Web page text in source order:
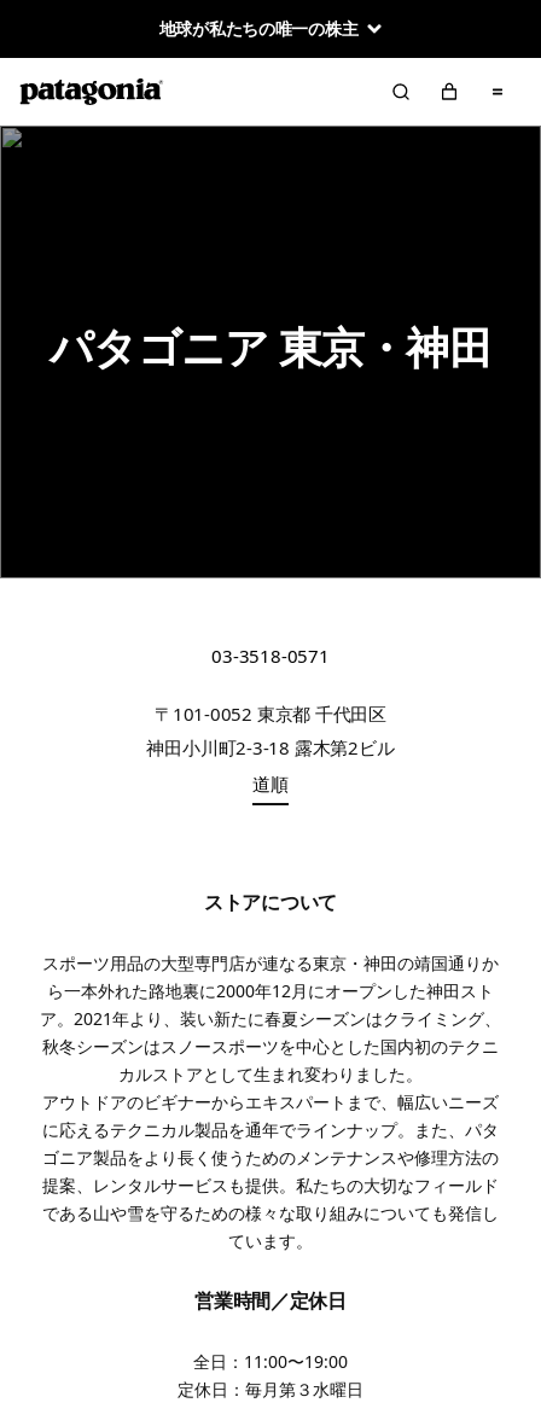
地球が私たちの唯一の株主
パタゴニア 東京・神田
03-3518-0571
〒101-0052 東京都 千代田区
神田小川町2-3-18 露木第2ビル
道順
ストアについて
スポーツ用品の大型専門店が連なる東京・神田の靖国通りか
ら一本外れた路地裏に2000年12月にオープンした神田スト
ア。2021年より、装い新たに春夏シーズンはクライミング、
秋冬シーズンはスノースポーツを中心とした国内初のテクニ
カルストアとして生まれ変わりました。
アウトドアのビギナーからエキスパートまで、幅広いニーズ
に応えるテクニカル製品を通年でラインナップ。また、パタ
ゴニア製品をより長く使うためのメンテナンスや修理方法の
提案、レンタルサービスも提供。私たちの大切なフィールド
である山や雪を守るための様々な取り組みについても発信し
ています。
営業時間／定休日
全日：11:00〜19:00
定休日：毎月第３水曜日